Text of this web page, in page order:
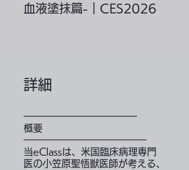
血液塗抹篇-｜CES2026
詳細
━━━━━━━━━━━━
概要
━━━━━━━━━━━━━
当eClassは、米国臨床病理専門
医の小笠原聖悟獣医師が考える、